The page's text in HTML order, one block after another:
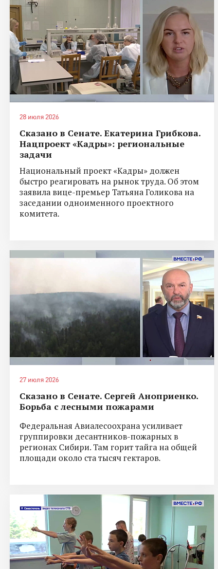
28 июля 2026
Сказано в Сенате. Екатерина Грибкова.
Нацпроект «Кадры»: региональные
задачи
Национальный проект «Кадры» должен
быстро реагировать на рынок труда. Об этом
заявила вице-премьер Татьяна Голикова на
заседании одноименного проектного
комитета.
27 июля 2026
Сказано в Сенате. Сергей Аноприенко.
Борьба с лесными пожарами
Федеральная Авиалесоохрана усиливает
группировки десантников-пожарных в
регионах Сибири. Там горит тайга на общей
площади около ста тысяч гектаров.